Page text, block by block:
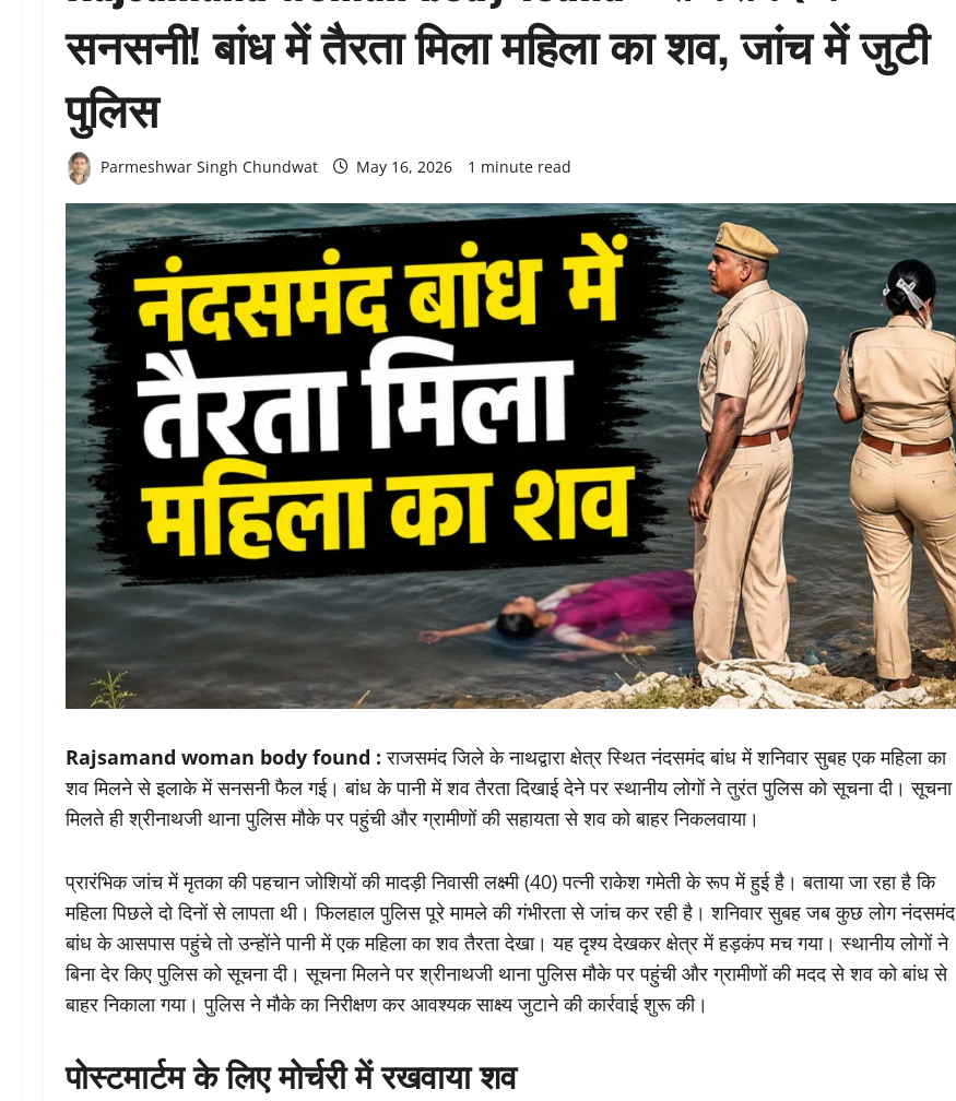
सनसनी! बांध में तैरता मिला महिला का शव, जांच में जुटी
पुलिस
Parmeshwar Singh Chundwat May 16, 2026 1 minute read
Rajsamand woman body found : राजसमंद जिले के नाथद्वारा क्षेत्र स्थित नंदसमंद बांध में शनिवार सुबह एक महिला का
शव मिलने से इलाके में सनसनी फैल गई। बांध के पानी में शव तैरता दिखाई देने पर स्थानीय लोगों ने तुरंत पुलिस को सूचना दी। सूचना
मिलते ही श्रीनाथजी थाना पुलिस मौके पर पहुंची और ग्रामीणों की सहायता से शव को बाहर निकलवाया।
प्रारंभिक जांच में मृतका की पहचान जोशियों की मादड़ी निवासी लक्ष्मी (40) पत्नी राकेश गमेती के रूप में हुई है। बताया जा रहा है कि
महिला पिछले दो दिनों से लापता थी। फिलहाल पुलिस पूरे मामले की गंभीरता से जांच कर रही है। शनिवार सुबह जब कुछ लोग नंदसमंद
बांध के आसपास पहुंचे तो उन्होंने पानी में एक महिला का शव तैरता देखा। यह दृश्य देखकर क्षेत्र में हड़कंप मच गया। स्थानीय लोगों ने
बिना देर किए पुलिस को सूचना दी। सूचना मिलने पर श्रीनाथजी थाना पुलिस मौके पर पहुंची और ग्रामीणों की मदद से शव को बांध से
बाहर निकाला गया। पुलिस ने मौके का निरीक्षण कर आवश्यक साक्ष्य जुटाने की कार्रवाई शुरू की।
पोस्टमार्टम के लिए मोर्चरी में रखवाया शव